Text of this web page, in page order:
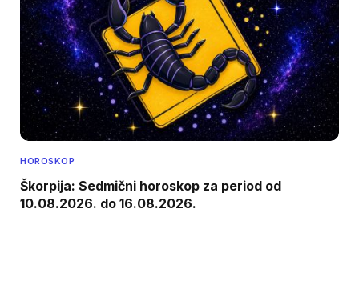
HOROSKOP
Škorpija: Sedmični horoskop za period od
10.08.2026. do 16.08.2026.